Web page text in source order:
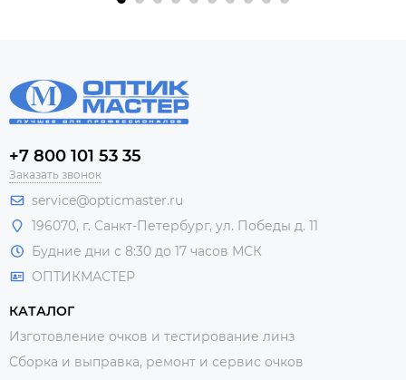
+7 800 101 53 35
Заказать звонок
service@opticmaster.ru
196070, г. Санкт-Петербург, ул. Победы д. 11
Будние дни с 8:30 до 17 часов МСК
ОПТИКМАСТЕР
КАТАЛОГ
Изготовление очков и тестирование линз
Сборка и выправка, ремонт и сервис очков